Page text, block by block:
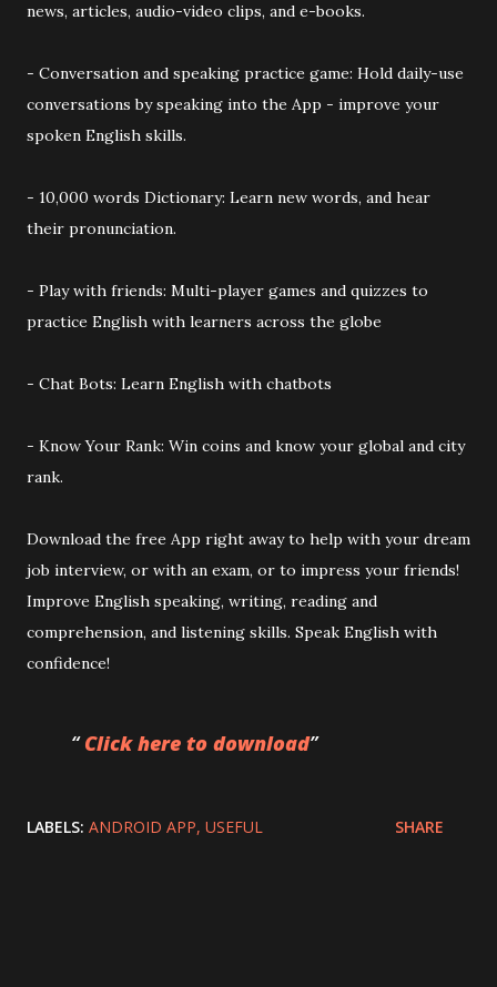
news, articles, audio-video clips, and e-books.
- Conversation and speaking practice game: Hold daily-use
conversations by speaking into the App - improve your
spoken English skills.
- 10,000 words Dictionary: Learn new words, and hear
their pronunciation.
- Play with friends: Multi-player games and quizzes to
practice English with learners across the globe
- Chat Bots: Learn English with chatbots
- Know Your Rank: Win coins and know your global and city
rank.
Download the free App right away to help with your dream
job interview, or with an exam, or to impress your friends!
Improve English speaking, writing, reading and
comprehension, and listening skills. Speak English with
confidence!
Click here to download
LABELS: ANDROID APP USEFUL SHARE